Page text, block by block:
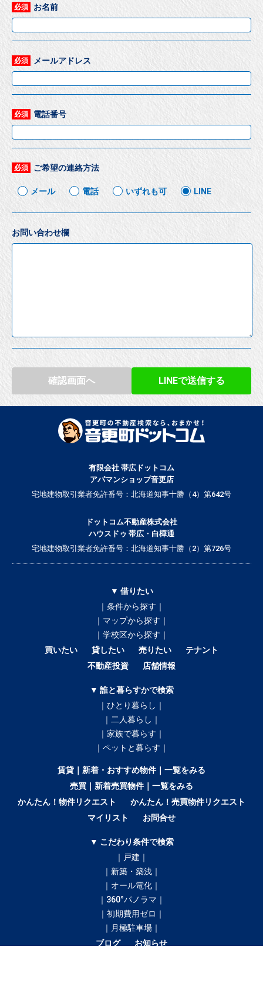
必須 お名前
必須 メールアドレス
必須 電話番号
必須 ご希望の連絡方法
メール 電話 いずれも可 LINE
お問い合わせ欄
確認画面へ LINEで送信する
有限会社 帯広ドットコム
アパマンショップ音更店
宅地建物取引業者免許番号：北海道知事十勝（4）第642号
ドットコム不動産株式会社
ハウスドゥ 帯広・白樺通
宅地建物取引業者免許番号：北海道知事十勝（2）第726号
▼ 借りたい
｜条件から探す｜
｜マップから探す｜
｜学校区から探す｜
買いたい
貸したい 売りたい
テナント
不動産投資
店舗情報
▼ 誰と暮らすかで検索
｜ひとり暮らし｜
｜二人暮らし｜
｜家族で暮らす｜
｜ペットと暮らす｜
賃貸｜新着・おすすめ物件｜一覧をみる
売買｜新着売買物件｜一覧をみる
かんたん！物件リクエスト
かんたん！売買物件リクエスト
マイリスト
お問合せ
▼ こだわり条件で検索
｜戸建｜
｜新築・築浅｜
｜オール電化｜
｜360°パノラマ｜
｜初期費用ゼロ｜
｜月極駐車場｜
ブログ
お知らせ